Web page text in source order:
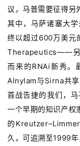
联
系
我
们
议，马普需要征得另
其中，马萨诸塞大
终以超过600万美
Therapeutics——另
而来的RNAi新秀。
Alnylam与Sirna共
首战告捷的我们，
一个早期的知识产权
的
久，可追溯至1999